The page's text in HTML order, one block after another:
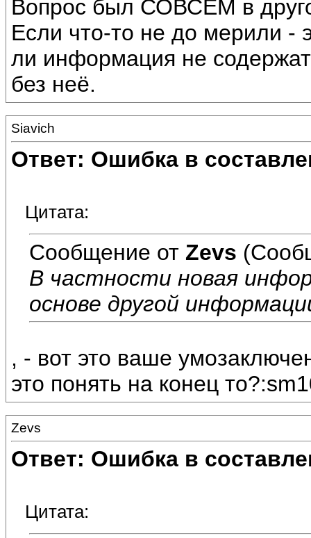
Вопрос был СОВСЕМ в
Если что-то не до мерили -
ли информация не
без неё.
Siavich
Ответ: Ошибка в
Цитата:
Сообщение от Zevs
В частности новая
основе другой
, - вот это ваше
это понять на конец
Zevs
Ответ: Ошибка в
Цитата: